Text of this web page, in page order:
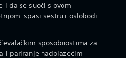
i da se suoči s ovom
spasi sestru i oslobodi
sposobnostima za
i pariranje nadolazećim